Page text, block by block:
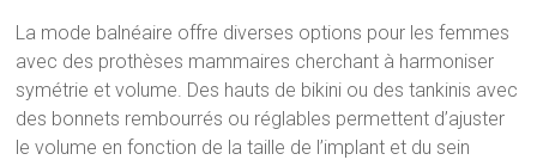
La mode balnéaire offre diverses options pour les femmes
avec des prothèses mammaires cherchant à harmoniser
symétrie et volume. Des hauts de bikini ou des tankinis avec
des bonnets rembourrés ou réglables permettent d’ajuster
le volume en fonction de la taille de l’implant et du sein